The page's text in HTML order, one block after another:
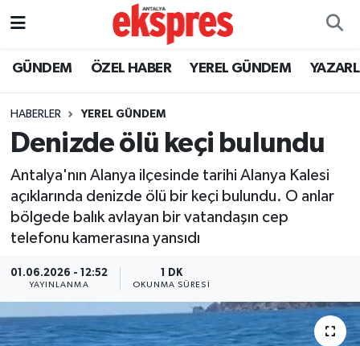
GÜNDEM ÖZEL HABER YEREL GÜNDEM
HABERLER YEREL GÜNDEM
Denizde ölü keçi bulundu
Antalya'nın Alanya ilçesinde tarihi Alanya Kalesi
açıklarında denizde ölü bir keçi bulundu. O anlar
bölgede balık avlayan bir vatandaşın cep
telefonu kamerasına yansıdı
01.06.2026 - 12:52
YAYINLANMA
1 DK
OKUNMA SÜRESI
ÖZEL HABER
YEREL GÜNDEM
EKONOMİ
KÜLTÜR - SANAT
SPOR
Nöbetçi Eczaneler
Trafik Durumu
Süper Lig Puan Durumu ve Fikstür
Tüm Manşetler
Son Dakika Haberleri